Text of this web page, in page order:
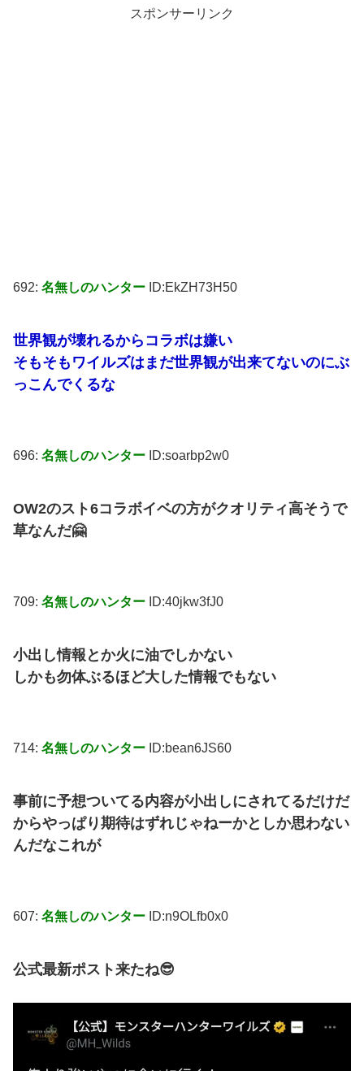
スポンサーリンク
692: 名無しのハンター ID:EkZH73H50
世界観が壊れるからコラボは嫌い
そもそもワイルズはまだ世界観が出来てないのにぶ
っこんでくるな
696: 名無しのハンター ID:soarbp2w0
OW2のスト6コラボイベの方がクオリティ高そうで
草なんだ🤗
709: 名無しのハンター ID:40jkw3fJ0
小出し情報とか火に油でしかない
しかも勿体ぶるほど大した情報でもない
714: 名無しのハンター ID:bean6JS60
事前に予想ついてる内容が小出しにされてるだけだ
からやっぱり期待はずれじゃねーかとしか思わない
んだなこれが
607: 名無しのハンター ID:n9OLfb0x0
公式最新ポスト来たね😎